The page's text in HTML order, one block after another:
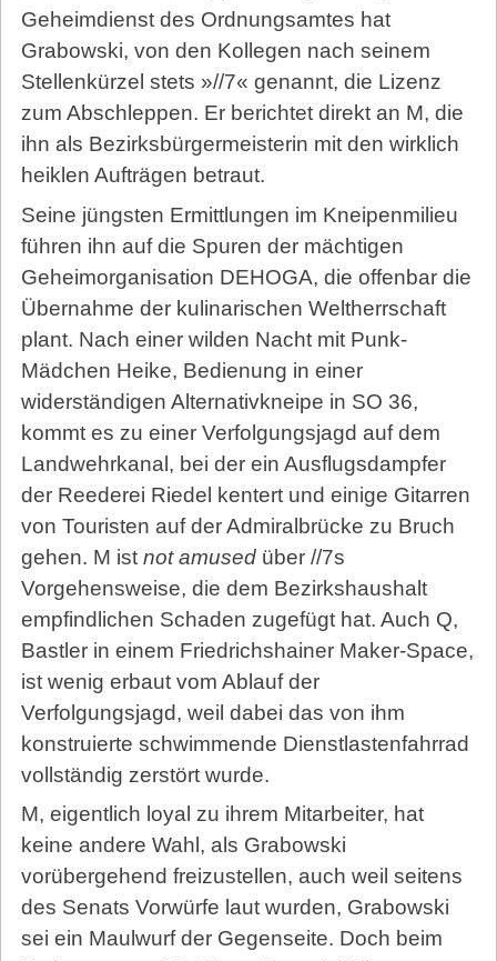
Geheimdienst des Ordnungsamtes hat
Grabowski, von den Kollegen nach seinem
Stellenkürzel stets »//7« genannt, die Lizenz
zum Abschleppen. Er berichtet direkt an M, die
ihn als Bezirksbürgermeisterin mit den wirklich
heiklen Aufträgen betraut.
Seine jüngsten Ermittlungen im Kneipenmilieu
führen ihn auf die Spuren der mächtigen
Geheimorganisation DEHOGA, die offenbar die
Übernahme der kulinarischen Weltherrschaft
plant. Nach einer wilden Nacht mit Punk-
Mädchen Heike, Bedienung in einer
widerständigen Alternativkneipe in SO 36,
kommt es zu einer Verfolgungsjagd auf dem
Landwehrkanal, bei der ein Ausflugsdampfer
der Reederei Riedel kentert und einige Gitarren
von Touristen auf der Admiralbrücke zu Bruch
gehen. M ist not amusedüber //7s
Vorgehensweise, die dem Bezirkshaushalt
empfindlichen Schaden zugefügt hat. Auch Q,
Bastler in einem Friedrichshainer Maker-Space,
ist wenig erbaut vom Ablauf der
Verfolgungsjagd, weil dabei das von ihm
konstruierte schwimmende Dienstlastenfahrrad
vollständig zerstört wurde.
M, eigentlich loyal zu ihrem Mitarbeiter, hat
keine andere Wahl, als Grabowski
vorübergehend freizustellen, auch weil seitens
des Senats Vorwürfe laut wurden, Grabowski
sei ein Maulwurf der Gegenseite. Doch beim